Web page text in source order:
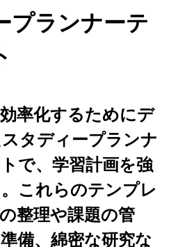
プランナーテ
率化するためにデ
タディープランナ
で、学習計画を強
これらのテンプレ
整理や課題の管
備、綿密な研究な